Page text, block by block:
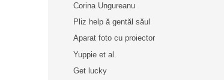
Corina Ungureanu
Pliz help ă gentăl săul
Aparat foto cu proiector
Yuppie et al.
Get lucky